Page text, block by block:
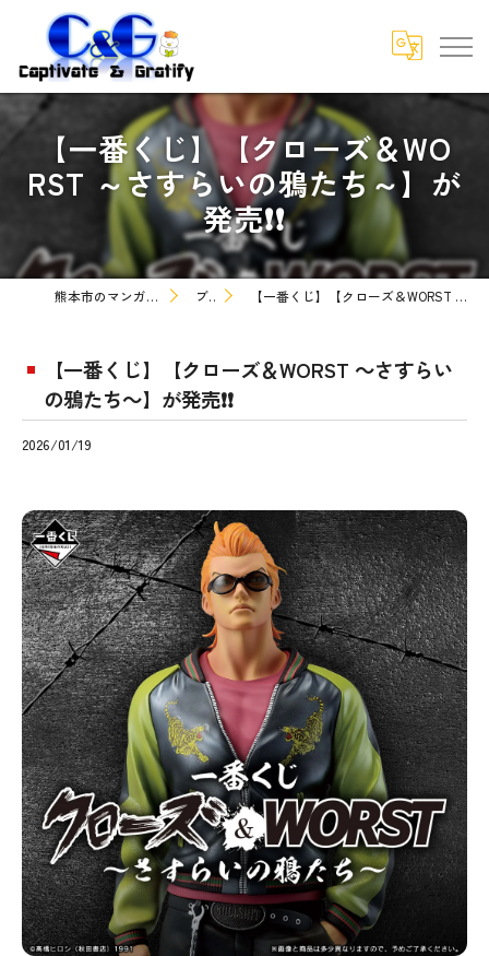
【一番くじ】【クローズ＆WO
RST ～さすらいの鴉たち～】が
発売❗❗
熊本市のマンガなら株式会社C&G ブログ 【一番くじ】【クローズ＆WORST ～さすらいの鴉たち～】が発売❗❗
【一番くじ】【クローズ＆WORST ～さすらい
の鴉たち～】が発売❗❗
2026/01/19